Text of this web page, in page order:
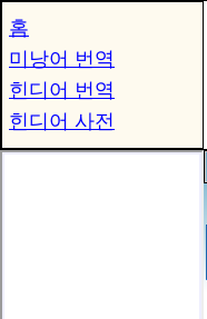
홈
미낭어 번역
힌디어 번역
힌디어 사전